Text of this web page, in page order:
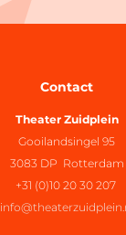
Contact
Theater Zuidplein
Gooilandsingel 95
3083 DP Rotterdam
+31 (0)10 20 30 207